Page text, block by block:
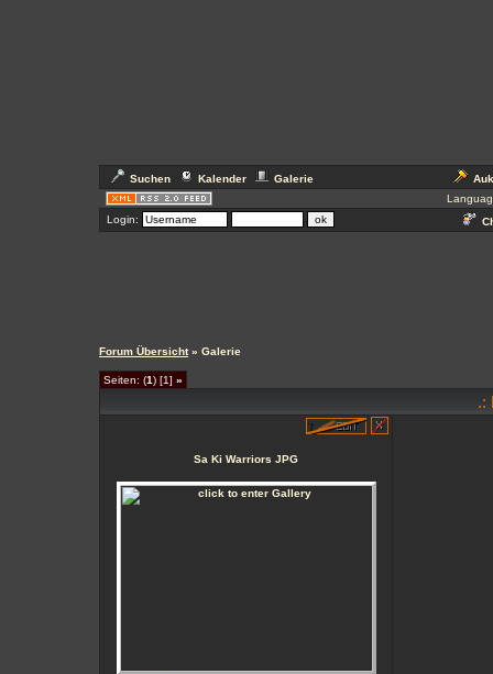
Suchen Kalender Galerie
Login:
Forum Übersicht» Galerie
Seiten: (1) [1] »
.:
Sa Ki Warriors JPG